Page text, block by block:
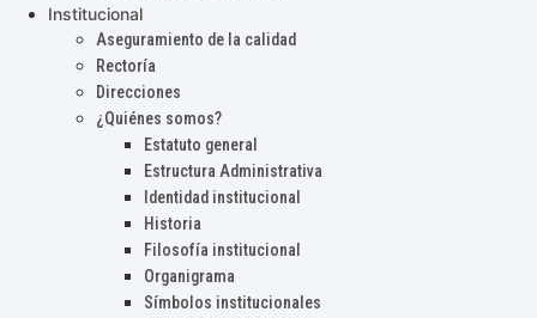
Institucional
Aseguramiento de la calidad
Rectoría
Direcciones
¿Quiénes somos?
Estatuto general
Estructura Administrativa
Identidad institucional
Historia
Filosofía institucional
Organigrama
Símbolos institucionales